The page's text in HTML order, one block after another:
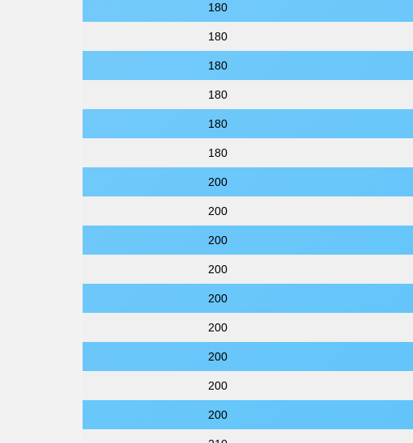
180
180
180
180
180
180
200
200
200
200
200
200
200
200
200